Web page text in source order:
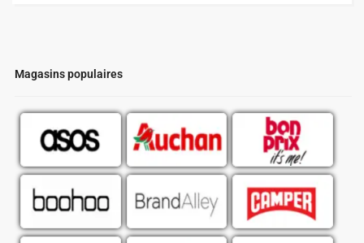
Magasins populaires